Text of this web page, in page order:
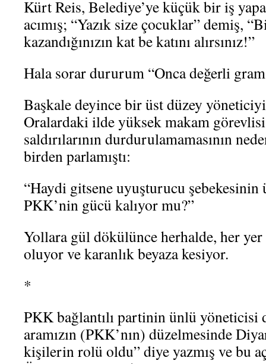
Kürt Reis, Belediye’ye küçük bir iş
acımış; “Yazık size çocuklar” demiş,
kazandığınızın kat be katını alırsınız!”
Hala sorar dururum “Onca değerli
Başkale deyince bir üst düzey yöneticiyi
Oralardaki ilde yüksek makam
saldırılarının durdurulamamasının
birden parlamıştı:
“Haydi gitsene uyuşturucu şebekesinin
PKK’nin gücü kalıyor mu?”
Yollara gül dökülünce herhalde, her
oluyor ve karanlık beyaza kesiyor.
*
PKK bağlantılı partinin ünlü yöneticisi
aramızın (PKK’nın) düzelmesinde
kişilerin rolü oldu” diye yazmış ve bu